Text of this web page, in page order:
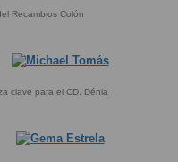
Recambios Colón
clave para el CD. Dénia